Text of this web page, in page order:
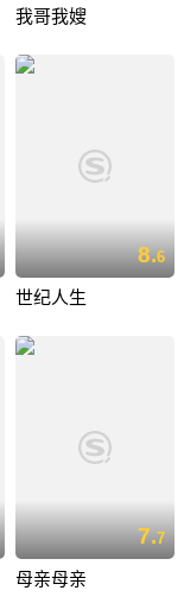
我哥我嫂
8.6
世纪人生
7.7
母亲母亲